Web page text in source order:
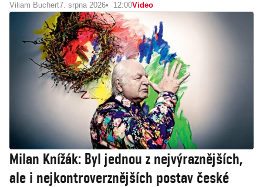
Viliam Buchert7. srpna 2026 12:00Video
Milan Knížák: Byl jednou z nejvýraznějších,
ale i nejkontroverznějších postav české